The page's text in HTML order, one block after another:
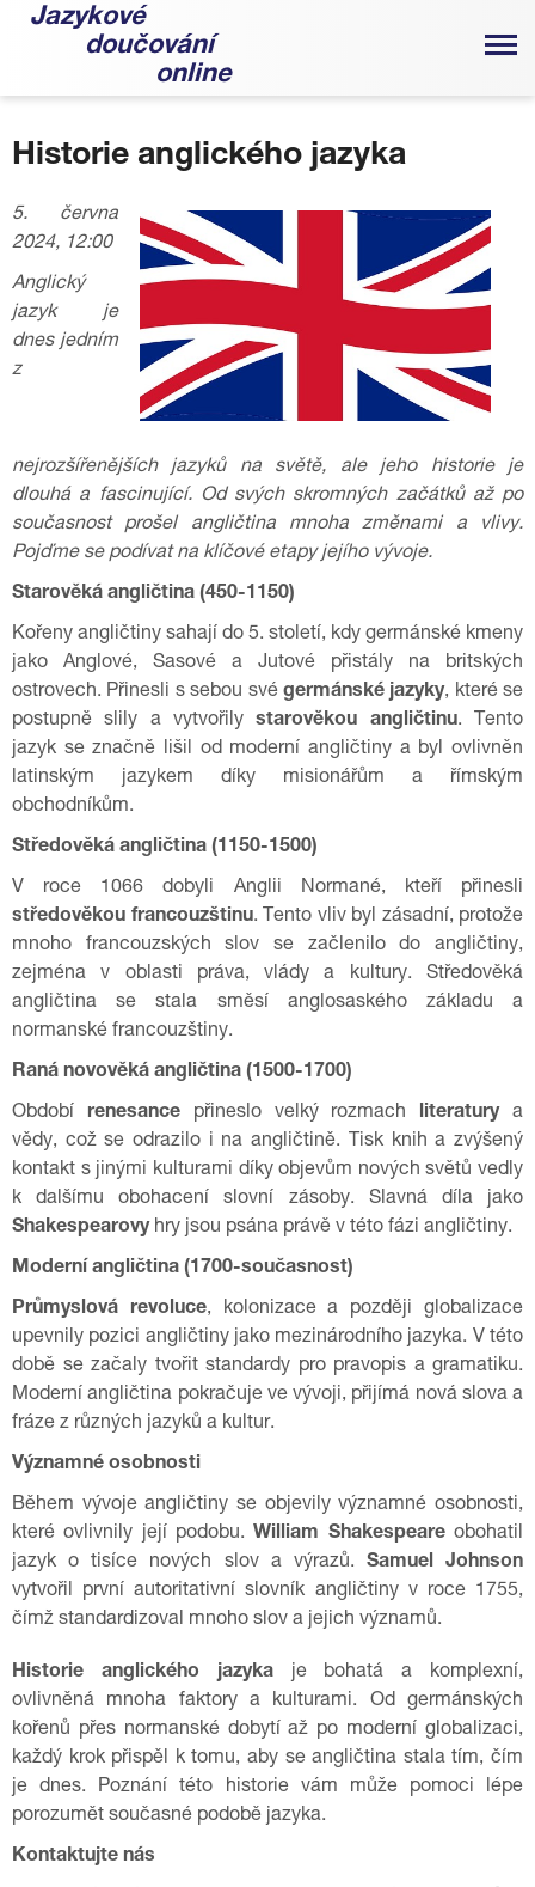
Jazykové
doučování
online
Historie anglického jazyka
5. června
2024, 12:00
Anglický
jazyk je
dnes jedním
z
nejrozšířenějších jazyků na světě, ale jeho historie je
dlouhá a fascinující. Od svých skromných začátků až po
současnost prošel angličtina mnoha změnami a vlivy.
Pojďme se podívat na klíčové etapy jejího vývoje.
Starověká angličtina (450-1150)
Kořeny angličtiny sahají do 5. století, kdy germánské kmeny
jako Anglové, Sasové a Jutové přistály na britských
ostrovech. Přinesli s sebou své germánské jazyky, které se
postupně slily a vytvořilystarověkou angličtinu. Tento
jazyk se značně lišil od moderní angličtiny a byl ovlivněn
latinským jazykem díky misionářům a římským
obchodníkům.
Středověká angličtina (1150-1500)
V roce 1066 dobyli Anglii Normané, kteří přinesli
středověkou francouzštinu. Tento vliv byl zásadní, protože
mnoho francouzských slov se začlenilo do angličtiny,
zejména v oblasti práva, vlády a kultury. Středověká
angličtina se stala směsí anglosaského základu a
normanské francouzštiny.
Raná novověká angličtina (1500-1700)
Období renesancepřineslo velký rozmach literaturya
vědy, což se odrazilo i na angličtině. Tisk knih a zvýšený
kontakt s jinými kulturami díky objevům nových světů vedly
k dalšímu obohacení slovní zásoby. Slavná díla jako
Shakespearovyhry jsou psána právě v této fázi angličtiny.
Moderní angličtina (1700-současnost)
Průmyslová revoluce, kolonizace a později globalizace
upevnily pozici angličtiny jako mezinárodního jazyka. V této
době se začaly tvořit standardy pro pravopis a gramatiku.
Moderní angličtina pokračuje ve vývoji, přijímá nová slova a
fráze z různých jazyků a kultur.
Významné osobnosti
Během vývoje angličtiny se objevily významné osobnosti,
které ovlivnily její podobu. William Shakespeareobohatil
jazyk o tisíce nových slov a výrazů. Samuel Johnson
vytvořil první autoritativní slovník angličtiny v roce 1755,
čímž standardizoval mnoho slov a jejich významů.
Historie anglického jazykaje bohatá a komplexní,
ovlivněná mnoha faktory a kulturami. Od germánských
kořenů přes normanské dobytí až po moderní globalizaci,
každý krok přispěl k tomu, aby se angličtina stala tím, čím
je dnes. Poznání této historie vám může pomoci lépe
porozumět současné podobě jazyka.
Kontaktujte nás